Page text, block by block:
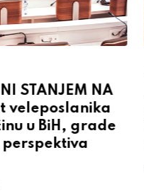
STANJEM NA
veleposlanika
u BiH, grade
perspektiva